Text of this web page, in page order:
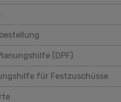
(DPF)
für Festzuschüsse